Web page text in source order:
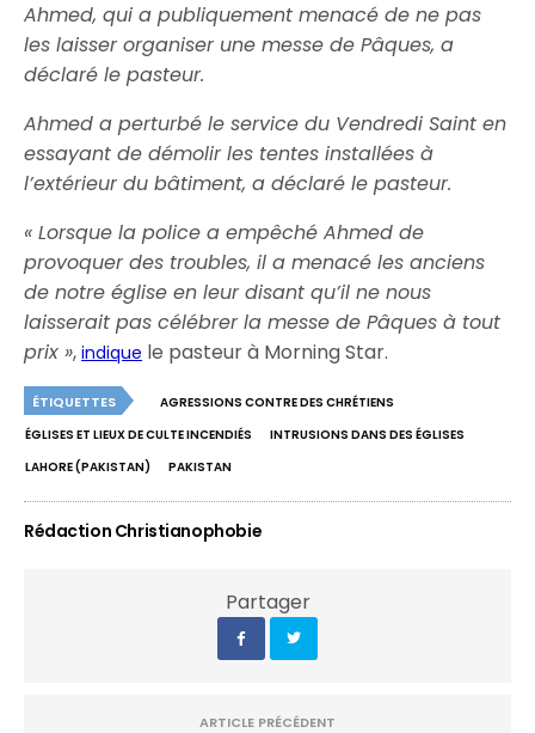
Ahmed, qui a publiquement menacé de ne pas
les laisser organiser une messe de Pâques, a
déclaré le pasteur.
Ahmed a perturbé le service du Vendredi Saint en
essayant de démolir les tentes installées à
l’extérieur du bâtiment, a déclaré le pasteur.
« Lorsque la police a empêché Ahmed de
provoquer des troubles, il a menacé les anciens
de notre église en leur disant qu’il ne nous
laisserait pas célébrer la messe de Pâques à tout
prix »,indique le pasteur à Morning Star.
ÉTIQUETTES
AGRESSIONS CONTRE DES CHRÉTIENS
ÉGLISES ET LIEUX DE CULTE INCENDIÉS
INTRUSIONS DANS DES ÉGLISES
LAHORE (PAKISTAN)
PAKISTAN
Rédaction Christianophobie
Partager
ARTICLE PRÉCÉDENT